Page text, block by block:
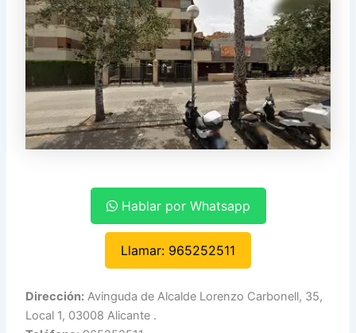
Hablar por Whatsapp
Llamar: 965252511
Dirección: Avinguda de Alcalde Lorenzo Carbonell, 35,
Local 1, 03008 Alicante .